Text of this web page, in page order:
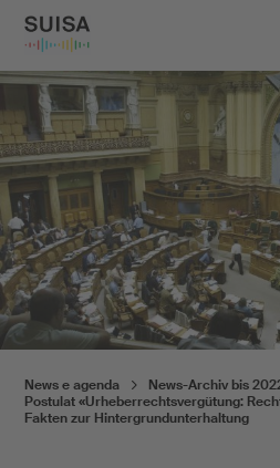
News e agenda
News-Archiv bis
Postulat «Urheberrechtsvergütung:
Fakten zur Hintergrundunterhaltung